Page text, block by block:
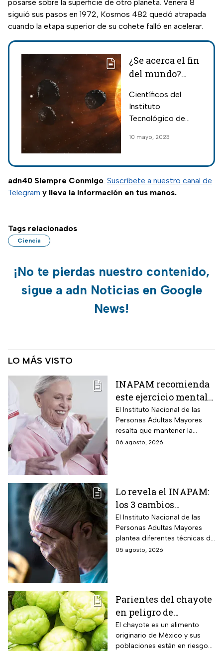
posarse sobre la superficie de otro planeta. Venera 8
siguió sus pasos en 1972, Kosmos 482 quedó atrapada
cuando la etapa superior de su cohete falló en acelerar.
¿Se acerca el fin
del mundo?
ciencia
Científicos del
Instituto
Tecnológico de
Universidad de
centros revelaron
información
importante sobre el
10 mayo, 2023
adn40 Siempre Conmigo. Suscríbete a nuestro canal de
Telegram y lleva la información en tus manos.
Tags relacionados
Ciencia
¡No te pierdas nuestro contenido,
sigue a adn Noticias en Google
News!
LO MÁS VISTO
INAPAM recomienda
este ejercicio mental
para adultos mayores
5 veces a la semana
durante 3 meses para
mejorar la atención
El Instituto Nacional de las
Personas Adultas Mayores
resalta que mantener la
disciplina es la clave para
06 agosto, 2026
Lo revela el INAPAM:
los 3 cambios
silenciosos que sufre
tu cerebro de forma
natural al envejecer
El Instituto Nacional de las
Personas Adultas Mayores
plantea diferentes técnicas de
estimulación mental para
05 agosto, 2026
Parientes del chayote
en peligro de
extinción, advierte
Instituto de Ecología
El chayote es un alimento
originario de México y sus
poblaciones están en riesgo